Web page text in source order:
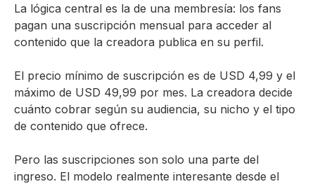
La lógica central es la de una membresía: los fans
pagan una suscripción mensual para acceder al
contenido que la creadora publica en su perfil.
El precio mínimo de suscripción es de USD 4,99 y el
máximo de USD 49,99 por mes. La creadora decide
cuánto cobrar según su audiencia, su nicho y el tipo
de contenido que ofrece.
Pero las suscripciones son solo una parte del
ingreso. El modelo realmente interesante desde el